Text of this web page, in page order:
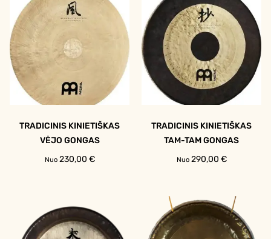
TRADICINIS KINIETIŠKAS
VĖJO GONGAS
Nuo 230,00 €
TRADICINIS KINIETIŠKAS
TAM-TAM GONGAS
Nuo 290,00 €